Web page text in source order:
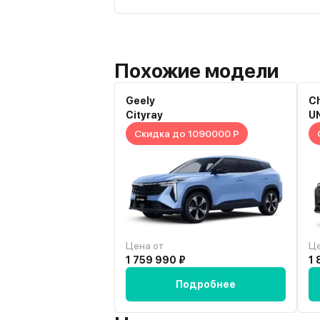
эксплуатации были небольшие
Похожие модели
Geely
Cityray
Скидка до 1090000 Р
Цена от
1 759 990 ₽
Подробнее
1